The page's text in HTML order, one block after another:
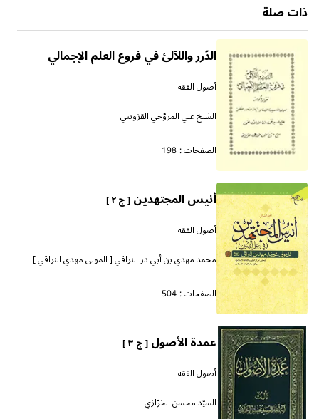
ذات صلة
الدّرر واللآلئ في فروع العلم الإجمالي
أصول الفقه
الشيخ علي المروّجي القزويني
الصفحات : 198
أنيس المجتهدين[ ج ٢ ]
أصول الفقه
محمد مهدي بن أبي ذر النراقي [ المولى مهدي النراقي ]
الصفحات : 504
عمدة الأصول[ ج ٣ ]
أصول الفقه
السيّد محسن الخرّازي